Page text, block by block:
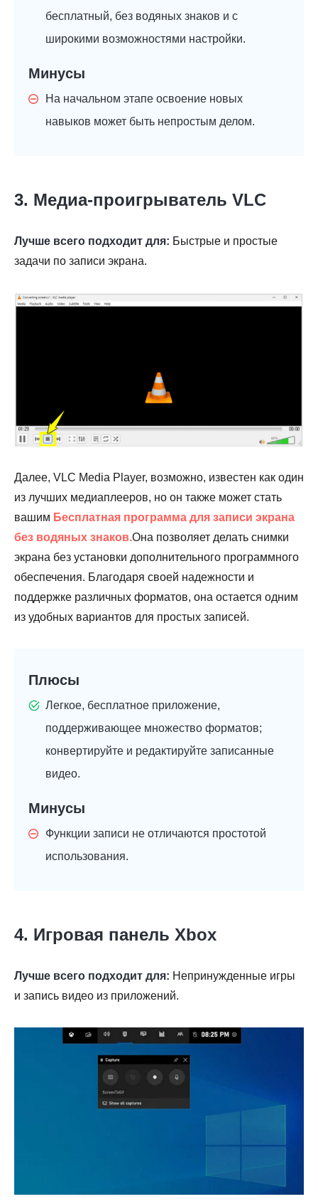
бесплатный, без водяных знаков и с
широкими возможностями настройки.
Минусы
На начальном этапе освоение новых
навыков может быть непростым делом.
3. Медиа-проигрыватель VLC
Лучше всего подходит для: Быстрые и простые
задачи по записи экрана.
Далее, VLC Media Player, возможно, известен как один
из лучших медиаплееров, но он также может стать
вашим Бесплатная программа для записи экрана
без водяных знаков.Она позволяет делать снимки
экрана без установки дополнительного программного
обеспечения. Благодаря своей надежности и
поддержке различных форматов, она остается одним
из удобных вариантов для простых записей.
Плюсы
Легкое, бесплатное приложение,
поддерживающее множество форматов;
конвертируйте и редактируйте записанные
видео.
Минусы
Функции записи не отличаются простотой
использования.
4. Игровая панель Xbox
Лучше всего подходит для: Непринужденные игры
и запись видео из приложений.